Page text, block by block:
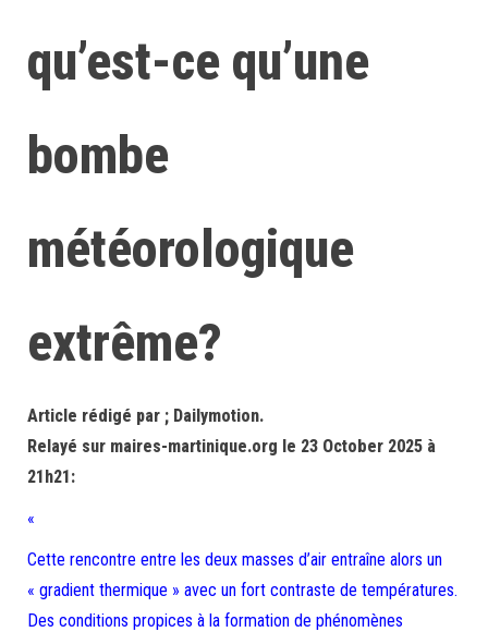
qu’est-ce qu’une
bombe
météorologique
extrême?
Article rédigé par ; Dailymotion.
Relayé sur maires-martinique.org le 23 October 2025 à
21h21:
«
Cette rencontre entre les deux masses d’air entraîne alors un
« gradient thermique » avec un fort contraste de températures.
Des conditions propices à la formation de phénomènes